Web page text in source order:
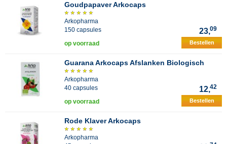
Goudpapaver Arkocaps
Arkopharma
150 capsules
23,09
op voorraad Bestellen
Guarana Arkocaps Afslanken Biologisch
Arkopharma
40 capsules
12,42
op voorraad Bestellen
Rode Klaver Arkocaps
Arkopharma